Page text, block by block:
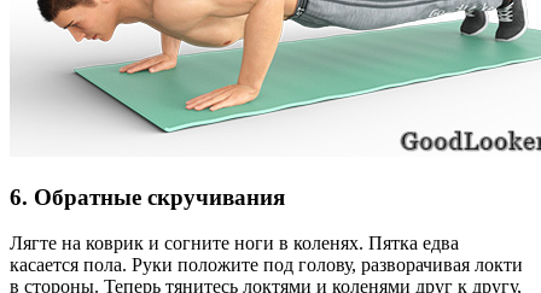
6. Обратные скручивания
Лягте на коврик и согните ноги в коленях. Пятка едва
касается пола. Руки положите под голову, разворачивая локти
в стороны. Теперь тянитесь локтями и коленями друг к другу,